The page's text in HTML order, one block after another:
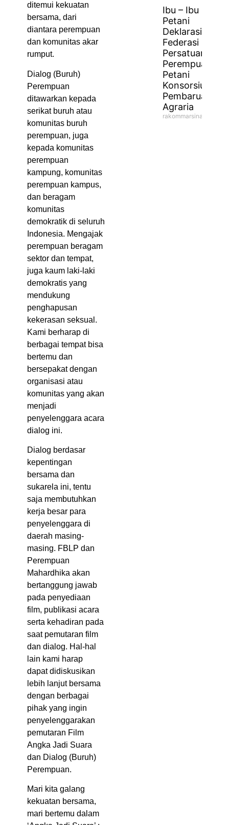
ditemui kekuatan
bersama, dari
diantara perempuan
dan komunitas akar
rumput.
Dialog (Buruh)
Perempuan
ditawarkan kepada
serikat buruh atau
komunitas buruh
perempuan, juga
kepada komunitas
perempuan
kampung, komunitas
perempuan kampus,
dan beragam
komunitas
demokratik di seluruh
Indonesia. Mengajak
perempuan beragam
sektor dan tempat,
juga kaum laki-laki
demokratis yang
mendukung
penghapusan
kekerasan seksual.
Kami berharap di
berbagai tempat bisa
bertemu dan
bersepakat dengan
organisasi atau
komunitas yang akan
menjadi
penyelenggara acara
dialog ini.
Dialog berdasar
kepentingan
bersama dan
sukarela ini, tentu
saja membutuhkan
kerja besar para
penyelenggara di
daerah masing-
masing. FBLP dan
Perempuan
Mahardhika akan
bertanggung jawab
pada penyediaan
film, publikasi acara
serta kehadiran pada
saat pemutaran film
dan dialog. Hal-hal
lain kami harap
dapat didiskusikan
lebih lanjut bersama
dengan berbagai
pihak yang ingin
penyelenggarakan
pemutaran Film
Angka Jadi Suara
dan Dialog (Buruh)
Perempuan.
Mari kita galang
kekuatan bersama,
mari bertemu dalam
Ibu – Ibu
Petani
Deklarasikan
Federasi
Persatuan
Perempuan
Petani
Konsorsium
Pembaruan
Agraria
rakommarsinahfm